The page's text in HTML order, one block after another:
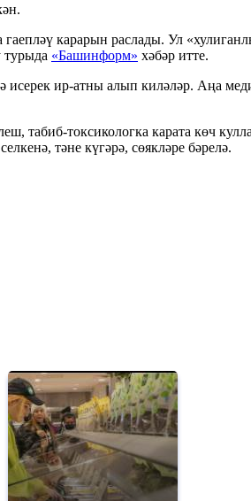
карарын раслады. Ул
турыда «Башинформ» хәбәр итте.
ир-атны алып киләләр. Аңа
табиб-токсикологка карата көч
тәне күгәрә, сөякләре бәрелә.